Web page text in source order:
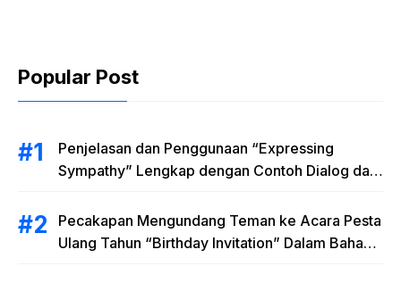
Popular Post
Penjelasan dan Penggunaan “Expressing
Sympathy” Lengkap dengan Contoh Dialog dan
Pecakapan Mengundang Teman ke Acara Pesta
Ulang Tahun “Birthday Invitation” Dalam Bahasa